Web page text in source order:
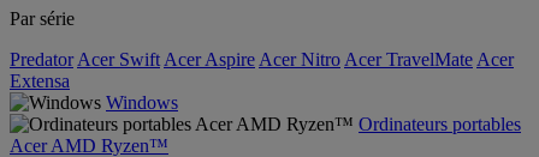
Par série
Predator Acer Swift Acer Aspire Acer Nitro Acer TravelMate Acer
Extensa
Windows
Ordinateurs portables
Acer AMD Ryzen™